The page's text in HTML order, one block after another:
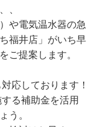
、
や電気温水器の急
福井店」がいち早
ご提案します。
応しております！
る補助金を活用
う。